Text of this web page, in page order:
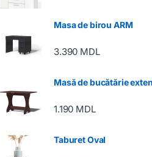
Masa de birou ARM
3.390 MDL
Masă de bucătărie
1.190 MDL
Taburet Oval